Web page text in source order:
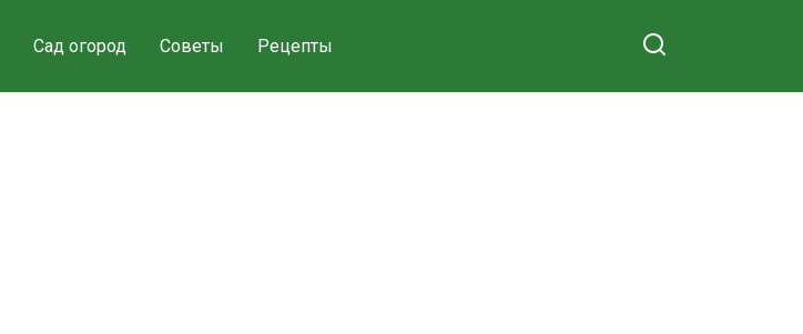
Сад огород Советы Рецепты